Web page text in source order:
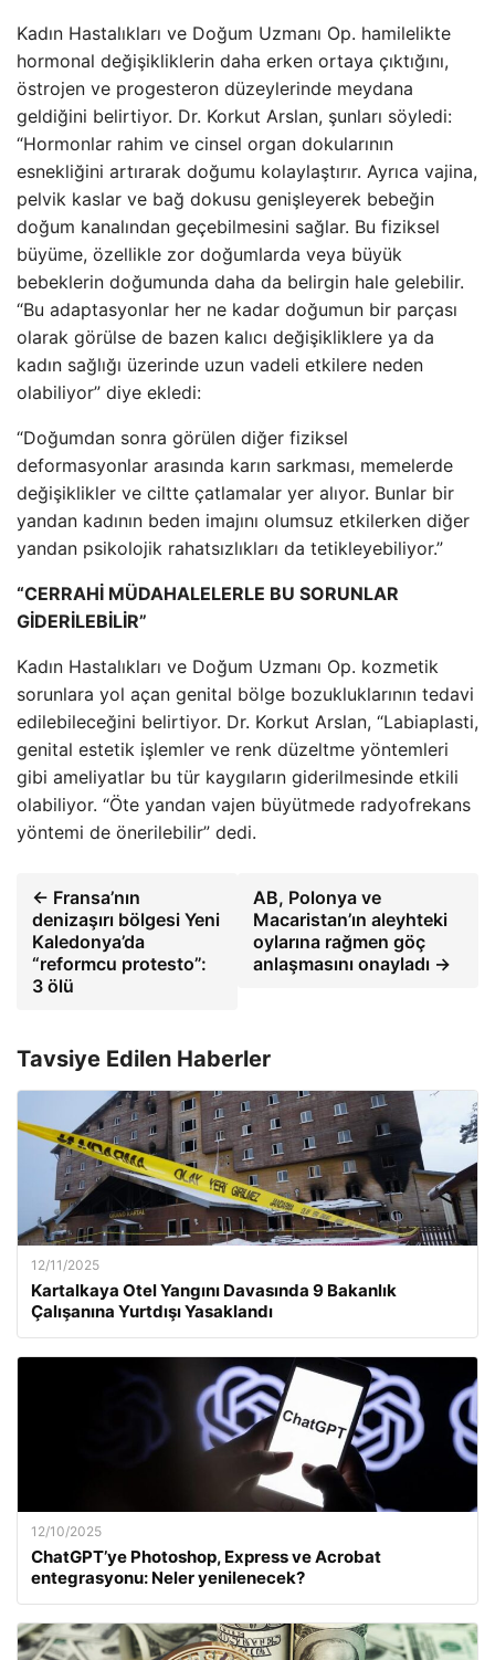
Kadın Hastalıkları ve Doğum Uzmanı Op. hamilelikte
hormonal değişikliklerin daha erken ortaya çıktığını,
östrojen ve progesteron düzeylerinde meydana
geldiğini belirtiyor. Dr. Korkut Arslan, şunları söyledi:
“Hormonlar rahim ve cinsel organ dokularının
esnekliğini artırarak doğumu kolaylaştırır. Ayrıca vajina,
pelvik kaslar ve bağ dokusu genişleyerek bebeğin
doğum kanalından geçebilmesini sağlar. Bu fiziksel
büyüme, özellikle zor doğumlarda veya büyük
bebeklerin doğumunda daha da belirgin hale gelebilir.
“Bu adaptasyonlar her ne kadar doğumun bir parçası
olarak görülse de bazen kalıcı değişikliklere ya da
kadın sağlığı üzerinde uzun vadeli etkilere neden
olabiliyor” diye ekledi:
“Doğumdan sonra görülen diğer fiziksel
deformasyonlar arasında karın sarkması, memelerde
değişiklikler ve ciltte çatlamalar yer alıyor. Bunlar bir
yandan kadının beden imajını olumsuz etkilerken diğer
yandan psikolojik rahatsızlıkları da tetikleyebiliyor.”
“CERRAHİ MÜDAHALELERLE BU SORUNLAR
GİDERİLEBİLİR”
Kadın Hastalıkları ve Doğum Uzmanı Op. kozmetik
sorunlara yol açan genital bölge bozukluklarının tedavi
edilebileceğini belirtiyor. Dr. Korkut Arslan, “Labiaplasti,
genital estetik işlemler ve renk düzeltme yöntemleri
gibi ameliyatlar bu tür kaygıların giderilmesinde etkili
olabiliyor. “Öte yandan vajen büyütmede radyofrekans
yöntemi de önerilebilir” dedi.
← Fransa’nın
denizaşırı bölgesi Yeni
Kaledonya’da
“reformcu protesto”:
3 ölü
AB, Polonya ve
Macaristan’ın aleyhteki
oylarına rağmen göç
anlaşmasını onayladı →
Tavsiye Edilen Haberler
12/11/2025
Kartalkaya Otel Yangını Davasında 9 Bakanlık
Çalışanına Yurtdışı Yasaklandı
12/10/2025
ChatGPT’ye Photoshop, Express ve Acrobat
entegrasyonu: Neler yenilenecek?